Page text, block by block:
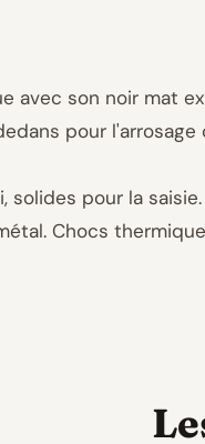
avec son noir mat
pour
solides pour la
Chocs